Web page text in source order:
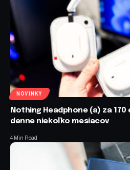
NOVINKY
Nothing Headphone (a) za
denne niekoľko mesiacov
4 Min Read